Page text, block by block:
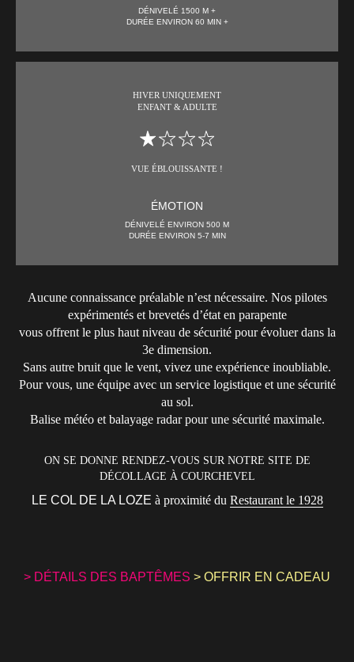
DÉNIVELÉ 1500 M +
DURÉE ENVIRON 60 MIN +
HIVER UNIQUEMENT
ENFANT & ADULTE
VUE ÉBLOUISSANTE !
ÉMOTION
DÉNIVELÉ ENVIRON 500 M
DURÉE ENVIRON 5-7 MIN
Aucune connaissance préalable n’est nécessaire. Nos pilotes
expérimentés et brevetés d’état en parapente
vous offrent le plus haut niveau de sécurité pour évoluer dans la
3e dimension.
Sans autre bruit que le vent, vivez une expérience inoubliable.
Pour vous, une équipe avec un service logistique et une sécurité
au sol.
Balise météo et balayage radar pour une sécurité maximale.
ON SE DONNE RENDEZ-VOUS SUR NOTRE SITE DE
DÉCOLLAGE À COURCHEVEL
LE COL DE LA LOZE à proximité du Restaurant le 1928
> DÉTAILS DES BAPTÊMES > OFFRIR EN CADEAU